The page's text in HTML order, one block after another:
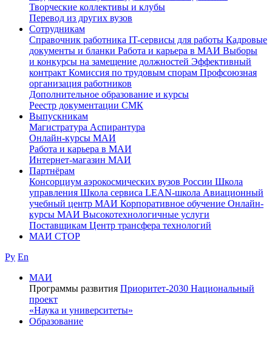
Творческие коллективы и клубы
Перевод из других вузов
Сотрудникам
Cправочник работника IT-сервисы для работы Кадровые
документы и бланки Работа и карьера в МАИ Выборы
и конкурсы на замещение должностей Эффективный
контракт Комиссия по трудовым спорам Профсоюзная
организация работников
Дополнительное образование и курсы
Реестр документации СМК
Выпускникам
Магистратура Аспирантура
Онлайн-курсы МАИ
Работа и карьера в МАИ
Интернет-магазин МАИ
Партнёрам
Консорциум аэрокосмических вузов России Школа
управления Школа сервиса LEAN-школа Авиационный
учебный центр МАИ Корпоративное обучение Онлайн-
курсы МАИ Высокотехнологичные услуги
Поставщикам Центр трансфера технологий
МАИ СТОР
Ру En
МАИ
Программы развития Приоритет-2030 Национальный
проект
«Наука и университеты»
Образование